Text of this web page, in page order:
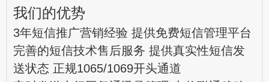
我们的优势
3年短信推广营销经验 提供免费短信管理平台
完善的短信技术售后服务 提供真实性短信发
送状态 正规1065/1069开头通道